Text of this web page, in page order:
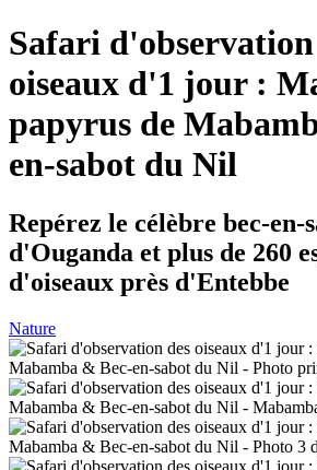
Safari d'observation
oiseaux d'1 jour :
papyrus de
en-sabot du Nil
Repérez le célèbre bec-en-
d'Ouganda et plus de 260
d'oiseaux près d'Entebbe
Nature